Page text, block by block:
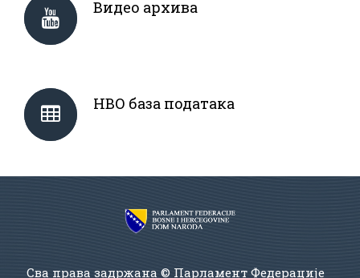
Видео архива
НВО база података
Сва права задржана © Парламент Федерације